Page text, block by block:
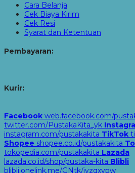
Cara Belanja
Cek Biaya Kirim
Cek Resi
Syarat dan Ketentuan
Pembayaran:
Kurir:
Facebook web.facebook.com/
twitter.com/PustakaKita_yk
instagram.com/pustakakita TikTok
Shopee shopee.co.id/pustakakita
tokopedia.com/pustakakita Lazada
lazada.co.id/shop/pustaka-kita Blibli
blibli.onelink.me/GNtk/ivzqxypw